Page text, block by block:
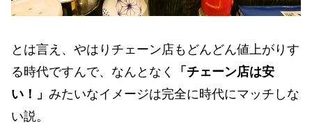
とは言え、やはりチェーン店もどんどん値上がりす
る時代ですんで、なんとなく
「チェーン店は安
い！」 みたいなイメージは完全に時代にマッチしな
い説。